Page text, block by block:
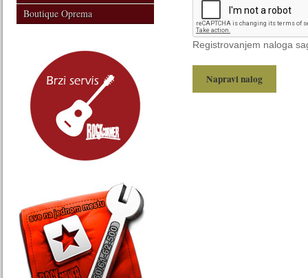
Boutique Oprema
Registrovanjem naloga